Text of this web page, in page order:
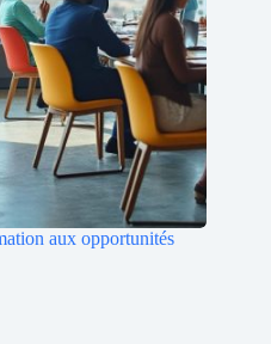
aux opportunités